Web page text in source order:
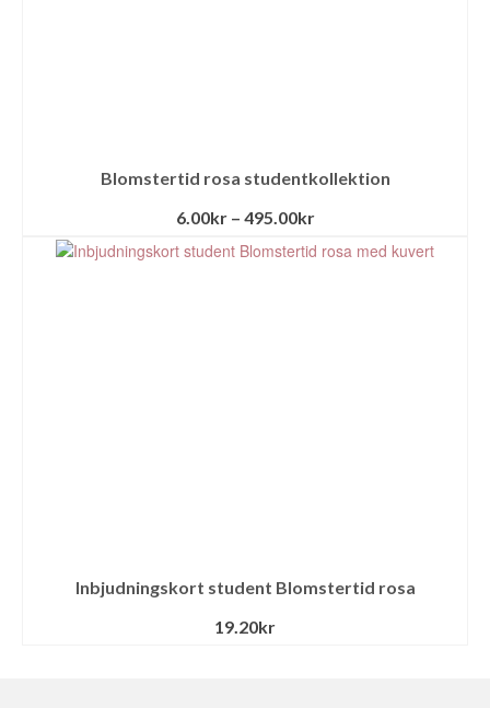
Blomstertid rosa studentkollektion
6.00kr– 495.00kr
Inbjudningskort student Blomstertid rosa
19.20kr